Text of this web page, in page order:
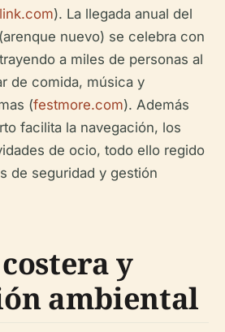
). La llegada anual del
nuevo) se celebra con
a miles de personas al
de comida, música y
(festmore.com). Además
facilita la navegación, los
de ocio, todo ello regido
de seguridad y gestión
y
ambiental